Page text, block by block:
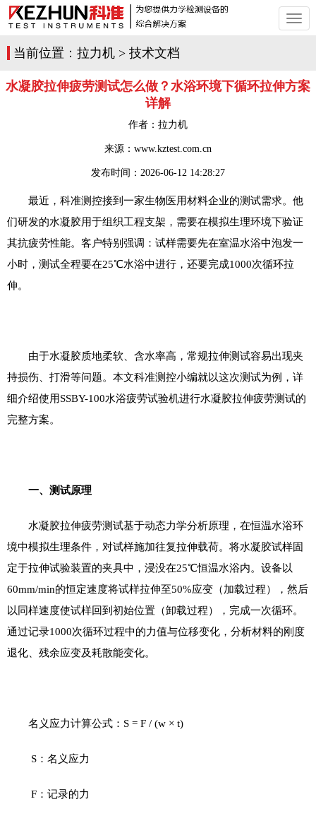
切
换
当前位置： 拉力机 > 技术文档
水凝胶拉伸疲劳测试怎么做？水浴环境下循环拉伸方案
详解
作者： 拉力机
来源：www.kztest.com.cn
发布时间： 2026-06-12 14:28:27
最近，科准测控接到一家生物医用材料企业的测试需求。他
们研发的水凝胶用于组织工程支架，需要在模拟生理环境下验证
其抗疲劳性能。客户特别强调：试样需要先在室温水浴中泡发一
小时，测试全程要在25℃水浴中进行，还要完成1000次循环拉
伸。
由于水凝胶质地柔软、含水率高，常规拉伸测试容易出现夹
持损伤、打滑等问题。本文科准测控小编就以这次测试为例，详
细介绍使用SSBY-100水浴疲劳试验机进行水凝胶拉伸疲劳测试的
完整方案。
一、测试原理
水凝胶拉伸疲劳测试基于动态力学分析原理，在恒温水浴环
境中模拟生理条件，对试样施加往复拉伸载荷。将水凝胶试样固
定于拉伸试验装置的夹具中，浸没在25℃恒温水浴内。设备以
60mm/min的恒定速度将试样拉伸至50%应变（加载过程），然后
以同样速度使试样回到初始位置（卸载过程），完成一次循环。
通过记录1000次循环过程中的力值与位移变化，分析材料的刚度
退化、残余应变及耗散能变化。
名义应力计算公式： S = F / (w × t)
S ：名义应力
F ：记录的力